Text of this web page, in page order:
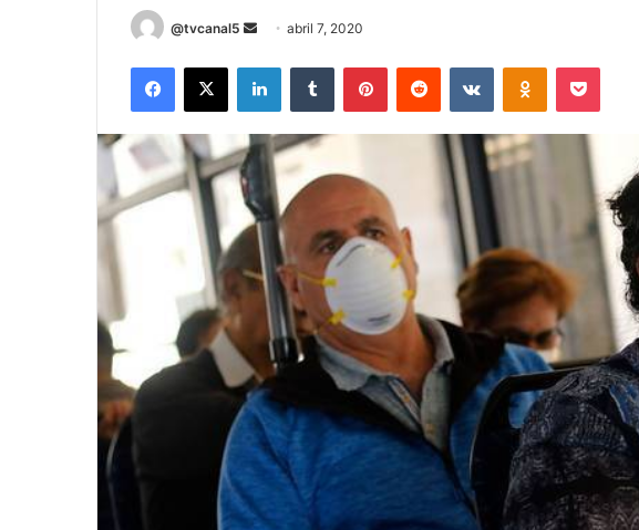
@tvcanal5
Send
email
abril 7, 2020
Facebook
X LinkedInTumblr PinterestReddit VKontakteOdnoklassniki
Pocket